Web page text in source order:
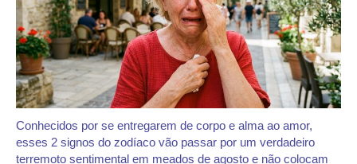
Conhecidos por se entregarem de corpo e alma ao amor,
esses 2 signos do zodíaco vão passar por um verdadeiro
terremoto sentimental em meados de agosto e não colocam